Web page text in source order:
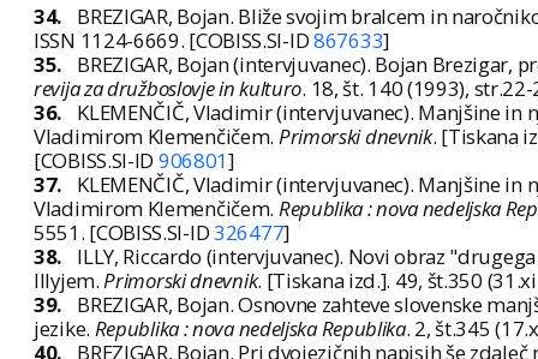
34.
BREZIGAR, Bojan. Bliže svojim bralcem in
ISSN 1124-6669. [COBISS.SI-ID867633]
35.
BREZIGAR, Bojan (intervjuvanec). Bojan Brezigar,
revija za družboslovje in kulturo. 18, št. 140 (1993),
36.
KLEMENČIČ, Vladimir (intervjuvanec). Manjšine
Vladimirom Klemenčičem. Primorski dnevnik. [Tiskana
[COBISS.SI-ID 906801]
37.
KLEMENČIČ, Vladimir (intervjuvanec). Manjšine
Vladimirom Klemenčičem. Republika : nova nedeljska
5551. [COBISS.SI-ID326477]
38.
ILLY, Riccardo (intervjuvanec). Novi obraz
Illyjem.Primorski dnevnik. [Tiskana izd.]. 49, št.350
39.
BREZIGAR, Bojan. Osnovne zahteve slovenske
jezike. Republika : nova nedeljska Republika. 2, št.345
40.
BREZIGAR, Bojan. Pri dvojezičnih napisih še